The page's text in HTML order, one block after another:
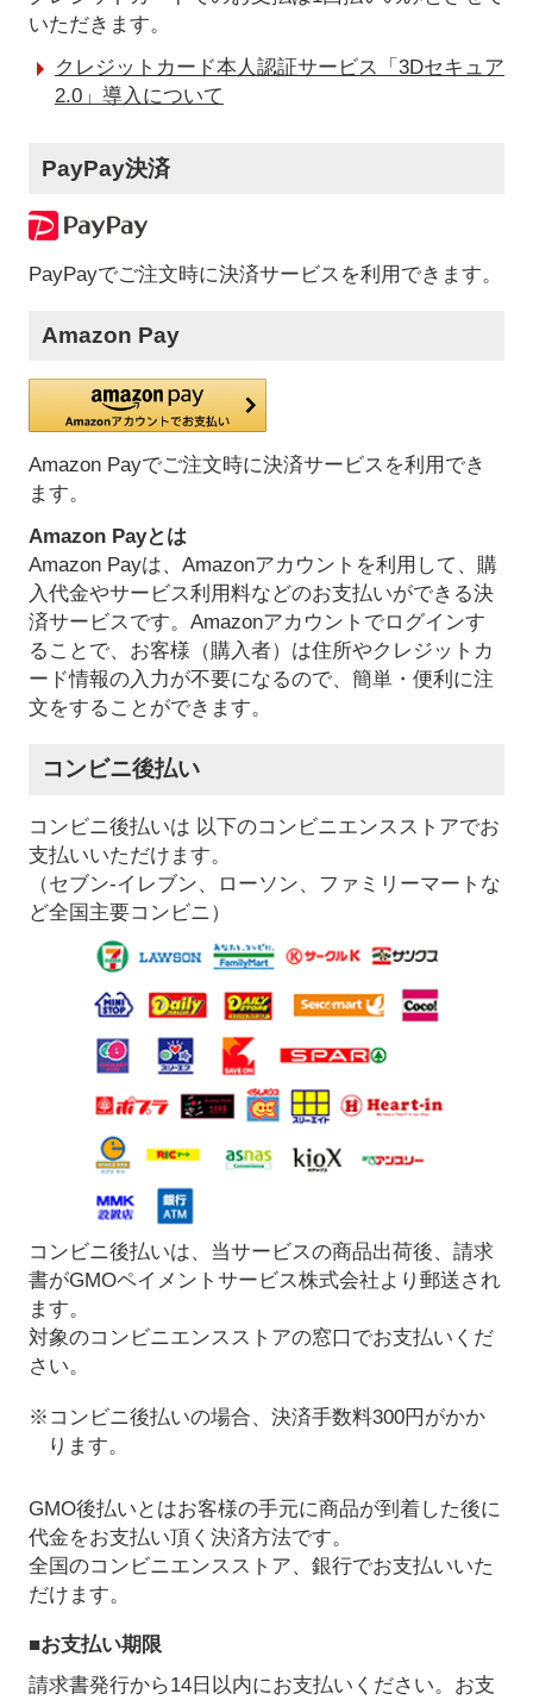
いただきます。
クレジットカード本人認証サービス「3Dセキュア
2.0」導入について
PayPay決済
PayPayでご注文時に決済サービスを利用できます。
Amazon Pay
Amazon Payでご注文時に決済サービスを利用でき
ます。
Amazon Payとは
Amazon Payは、Amazonアカウントを利用して、購
入代金やサービス利用料などのお支払いができる決
済サービスです。Amazonアカウントでログインす
ることで、お客様（購入者）は住所やクレジットカ
ード情報の入力が不要になるので、簡単・便利に注
文をすることができます。
コンビニ後払い
コンビニ後払いは 以下のコンビニエンスストアでお
支払いいただけます。
（セブン-イレブン、ローソン、ファミリーマートな
ど全国主要コンビニ）
コンビニ後払いは、当サービスの商品出荷後、請求
書がGMOペイメントサービス株式会社より郵送され
ます。
対象のコンビニエンスストアの窓口でお支払いくだ
さい。
※コンビニ後払いの場合、決済手数料300円がかか
ります。
GMO後払いとはお客様の手元に商品が到着した後に
代金をお支払い頂く決済方法です。
全国のコンビニエンスストア、銀行でお支払いいた
だけます。
■お支払い期限
請求書発行から14日以内にお支払いください。お支